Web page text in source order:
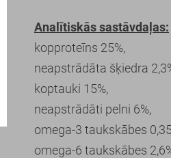
Analītiskās sastāvdaļas:
kopproteīns 25%,
neapstrādāta šķiedra
koptauki 15%,
neapstrādāti pelni 6%,
omega-3 taukskābes
omega-6 taukskābes